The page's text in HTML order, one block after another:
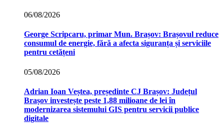
06/08/2026
George Scripcaru, primar Mun. Brașov: Brașovul reduce
consumul de energie, fără a afecta siguranța și serviciile
pentru cetățeni
05/08/2026
Adrian Ioan Veștea, președinte CJ Brașov: Județul
Brașov investește peste 1,88 milioane de lei în
modernizarea sistemului GIS pentru servicii publice
digitale